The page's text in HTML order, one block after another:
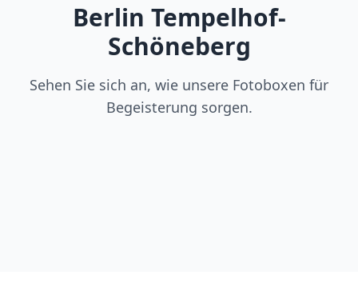
Berlin Tempelhof-
Schöneberg
Sehen Sie sich an, wie unsere Fotoboxen für
Begeisterung sorgen.